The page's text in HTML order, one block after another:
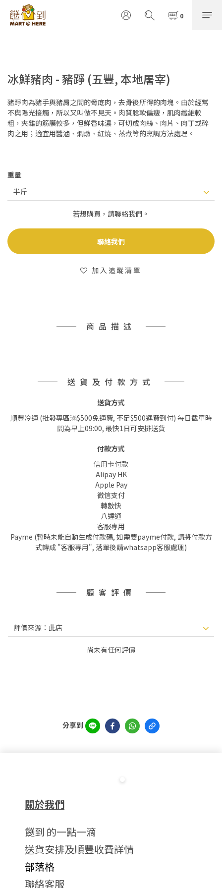
冰鮮豬肉 - 豬踭 (五豐, 本地屠宰)
豬踭肉為豬手與豬肩之間的脅底肉，去骨後所得的肉塊。由於經常
不與陽光接觸，所以又叫做不見天。肉質腍軟偏瘦，肌肉纖維較
粗，夾雜的筋膜較多，但鮮香味濃，可切成肉絲、肉片、肉丁或碎
肉之用；適宜用醬滷、燜燉、紅燒、蒸煮等的烹調方法處理。
重量
若想購買，請聯絡我們。
聯絡我們
加入追蹤清單
商品描述
送貨及付款方式
送貨方式
順豐冷運 (批發專區滿$500免運費, 不足$500運費到付) 每日截單時
間為早上09:00, 最快1日可安排送貨
付款方式
信用卡付款
Alipay HK
Apple Pay
微信支付
轉數快
八達通
客服專用
Payme (暫時未能自動生成付款碼, 如需要payme付款, 請將付款方
式轉成 "客服專用", 落單後請whatsapp客服處理)
顧客評價
尚未有任何評價
分享到
關於我們
餸到 的一點一滴
送貨安排及順豐收費詳情
部落格
聯絡客服